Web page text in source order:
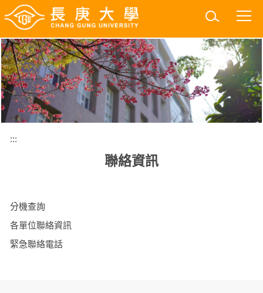
跳
到
要
內
容
區
:::
聯絡資訊
分機查詢
各單位聯絡資訊
緊急聯絡電話